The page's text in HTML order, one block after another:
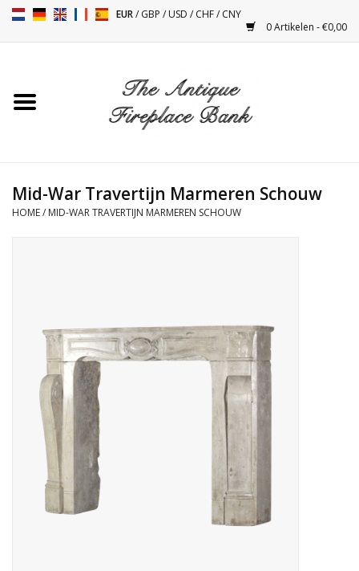
EUR/GBP /USD /CHF/CNY
0 Artikelen - €0,00
Toebehoren
Antiquiteiten en Vintage
Objecten
Decoratieve Outdoor
Objecten
Vloeren - Steen, Terra Cotta
& Marmer
Mid-War Travertijn Marmeren Schouw
HOME/ MID-WAR TRAVERTIJN MARMEREN SCHOUW